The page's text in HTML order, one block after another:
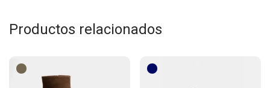
Productos relacionados